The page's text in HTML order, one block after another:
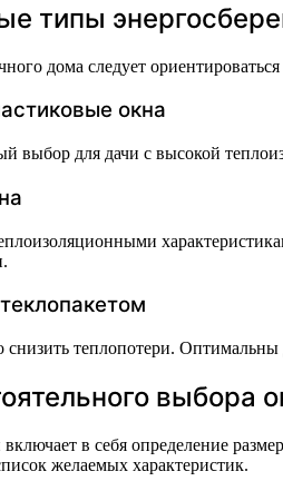
типы
дома следует
окна
выбор для дачи с высокой
теплопотери.
выбора
в себя определение
желаемых характеристик.